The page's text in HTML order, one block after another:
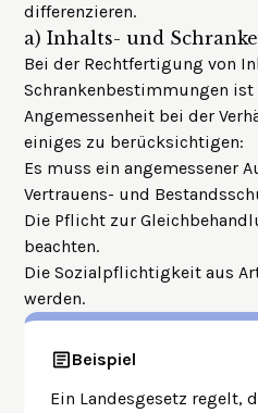
differenzieren.
a) Inhalts- und
Bei der Rechtfertigung von
Schrankenbestimmungen ist
Angemessenheit bei der
einiges zu berücksichtigen:
Es muss ein angemessener
Vertrauens- und
Die Pflicht zur
beachten.
Die Sozialpflichtigkeit aus
werden.
Beispiel
Ein Landesgesetz regelt,